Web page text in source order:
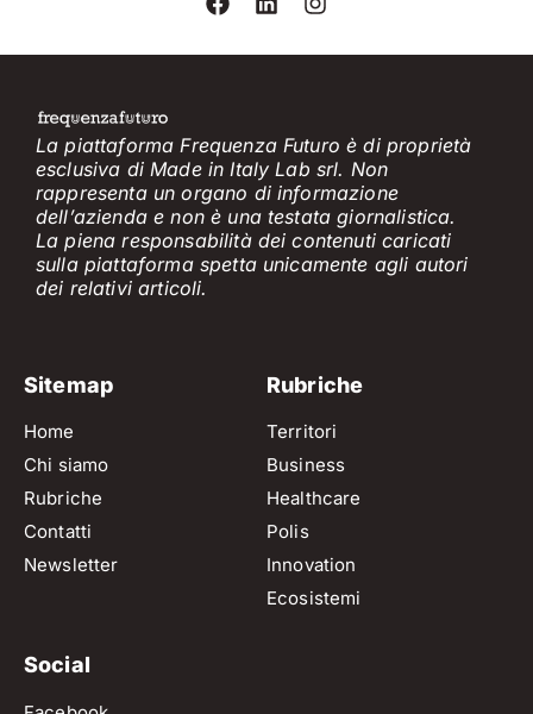
La piattaforma Frequenza Futuro è di proprietà
esclusiva di Made in Italy Lab srl. Non
rappresenta un organo di informazione
dell’azienda e non è una testata giornalistica.
La piena responsabilità dei contenuti caricati
sulla piattaforma spetta unicamente agli autori
dei relativiarticoli.
Sitemap
Home
Chi siamo
Rubriche
Contatti
Newsletter
Rubriche
Territori
Business
Healthcare
Polis
Innovation
Ecosistemi
Social